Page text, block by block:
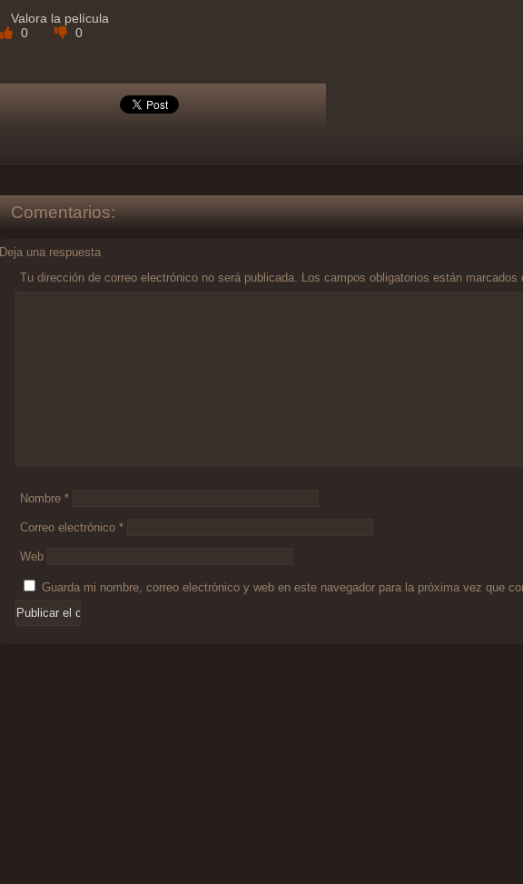
Valora la película
0
0
Comentarios:
Deja una respuesta
Tu dirección de correo electrónico no será publicada. Los campos obligatorios están marcados
Nombre *
Correo electrónico *
Web
Guarda mi nombre, correo electrónico y web en este navegador para la próxima vez que